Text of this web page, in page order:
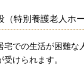
特別養護老人ホー
での生活が困難な
けられます。